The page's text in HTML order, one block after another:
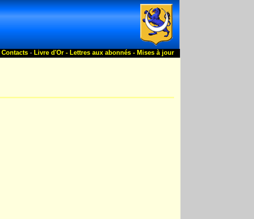
Contacts- Livre d'Or - Lettres aux abonnés - Mises à jour